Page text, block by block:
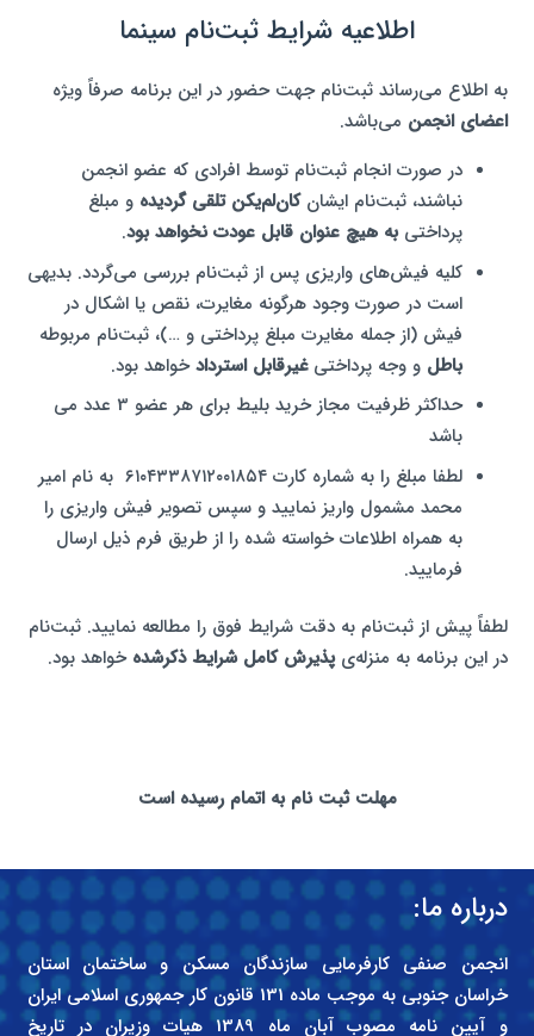
اطلاعیه شرایط ثبت‌نام سینما
به اطلاع می‌رساند ثبت‌نام جهت حضور در این برنامه صرفاً ویژه
اعضای انجمن می‌باشد.
در صورت انجام ثبت‌نام توسط افرادی که عضو انجمن
نباشند، ثبت‌نام ایشانکان‌لم‌یکن تلقی گردیده و مبلغ
پرداختیبه هیچ عنوان قابل عودت نخواهد بود.
کلیه فیش‌های واریزی پس از ثبت‌نام بررسی می‌گردد. بدیهی
است در صورت وجود هرگونه مغایرت، نقص یا اشکال در
فیش (از جمله مغایرت مبلغ پرداختی و …)، ثبت‌نام مربوطه
باطل و وجه پرداختیغیرقابل استردادخواهد بود.
حداکثر ظرفیت مجاز خرید بلیط برای هر عضو 3 عدد می
باشد
لطفا مبلغ را به شماره کارت ۶۱۰۴۳۳۸۷۱۲۰۰۱۸۵۴ به نام امیر
محمد مشمول واریز نمایید و سپس تصویر فیش واریزی را
به همراه اطلاعات خواسته شده را از طریق فرم ذیل ارسال
فرمایید.
لطفاً پیش از ثبت‌نام به دقت شرایط فوق را مطالعه نمایید. ثبت‌نام
در این برنامه به منزله‌یپذیرش کامل شرایط ذکرشده خواهد بود.
مهلت ثبت نام به اتمام رسیده است
درباره ما:
انجمن صنفی کارفرمایی سازندگان مسکن و ساختمان استان
خراسان جنوبی به موجب ماده 131 قانون کار جمهوری اسلامی ایران
و آیین نامه مصوب آبان ماه 1389 هیات وزیران در تاریخ